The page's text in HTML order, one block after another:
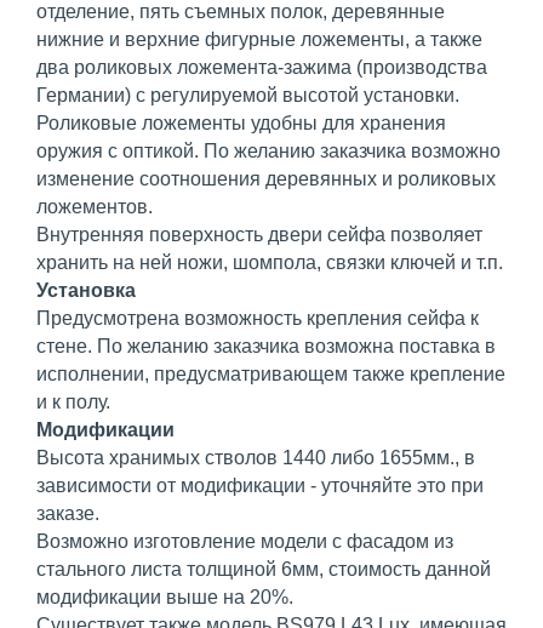
отделение, пять съемных полок, деревянные
нижние и верхние фигурные ложементы, а также
два роликовых ложемента-зажима (производства
Германии) с регулируемой высотой установки.
Роликовые ложементы удобны для хранения
оружия с оптикой. По желанию заказчика возможно
изменение соотношения деревянных и роликовых
ложементов.
Внутренняя поверхность двери сейфа позволяет
хранить на ней ножи, шомпола, связки ключей и т.п.
Установка
Предусмотрена возможность крепления сейфа к
стене. По желанию заказчика возможна поставка в
исполнении, предусматривающем также крепление
и к полу.
Модификации
Высота хранимых стволов 1440 либо 1655мм., в
зависимости от модификации - уточняйте это при
заказе.
Возможно изготовление модели с фасадом из
стального листа толщиной 6мм, стоимость данной
модификации выше на 20%.